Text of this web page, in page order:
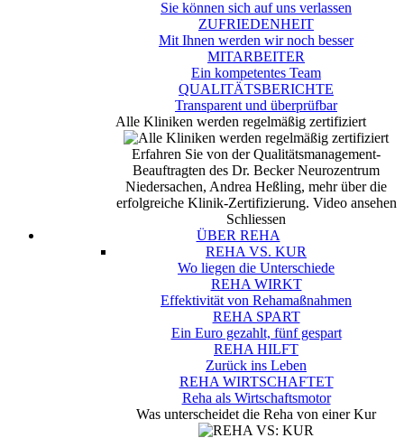
Sie können sich auf uns verlassen
ZUFRIEDENHEIT
Mit Ihnen werden wir noch besser
MITARBEITER
Ein kompetentes Team
QUALITÄTSBERICHTE
Transparent und überprüfbar
Alle Kliniken werden regelmäßig zertifiziert
Erfahren Sie von der Qualitätsmanagement-
Beauftragten des Dr. Becker Neurozentrum
Niedersachen, Andrea Heßling, mehr über die
erfolgreiche Klinik-Zertifizierung. Video ansehen
Schliessen
ÜBER REHA
REHA VS. KUR
Wo liegen die Unterschiede
REHA WIRKT
Effektivität von Rehamaßnahmen
REHA SPART
Ein Euro gezahlt, fünf gespart
REHA HILFT
Zurück ins Leben
REHA WIRTSCHAFTET
Reha als Wirtschaftsmotor
Was unterscheidet die Reha von einer Kur